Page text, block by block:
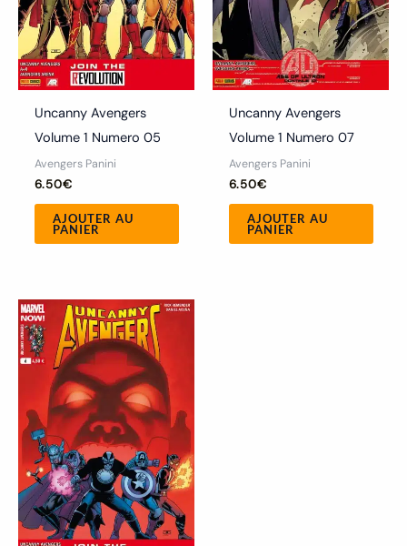
Uncanny Avengers
Volume 1 Numero 05
Avengers Panini
6.50€
AJOUTER AU
PANIER
Uncanny Avengers
Volume 1 Numero 07
Avengers Panini
6.50€
AJOUTER AU
PANIER